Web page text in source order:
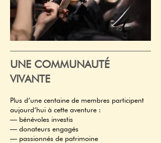
UNE COMMUNAUTÉ
VIVANTE
Plus d’une centaine de membres participent
aujourd’hui à cette aventure :
— bénévoles investis
— donateurs engagés
— passionnés de patrimoine